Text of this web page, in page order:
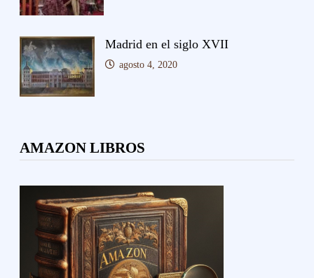
Madrid en el siglo XVII
agosto 4, 2020
AMAZON LIBROS